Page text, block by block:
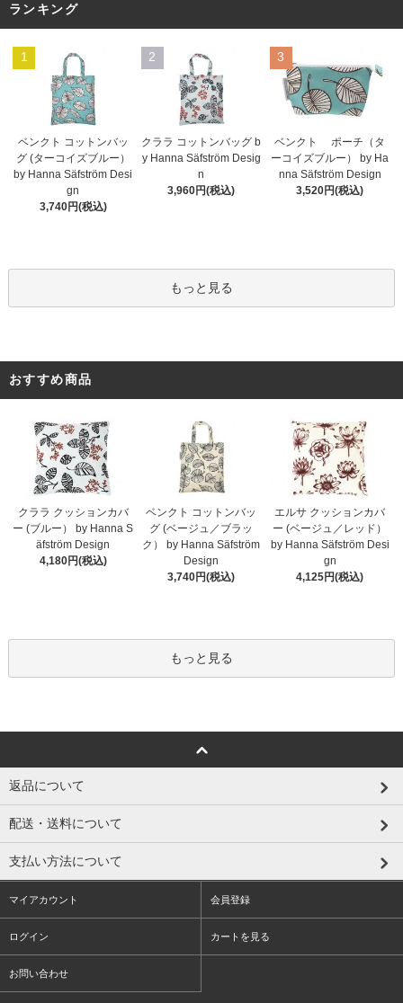
ランキング
1
ベンクト コットンバッ
グ (ターコイズブルー）
by Hanna Säfström Desi
gn
3,740円(税込)
2
クララ コットンバッグ b
y Hanna Säfström Desig
n
3,960円(税込)
3
ベンクト ポーチ（タ
ーコイズブルー） by Ha
nna Säfström Design
3,520円(税込)
もっと見る
おすすめ商品
クララ クッションカバ
ー (ブルー） by Hanna S
äfström Design
4,180円(税込)
ベンクト コットンバッ
グ (ベージュ／ブラッ
ク） by Hanna Säfström
Design
3,740円(税込)
エルサ クッションカバ
ー (ベージュ／レッド）
by Hanna Säfström Desi
gn
4,125円(税込)
もっと見る
返品について
配送・送料について
支払い方法について
マイアカウント 会員登録
ログイン カートを見る
お問い合わせ